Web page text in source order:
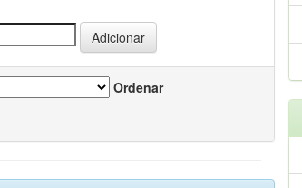
Ordenar